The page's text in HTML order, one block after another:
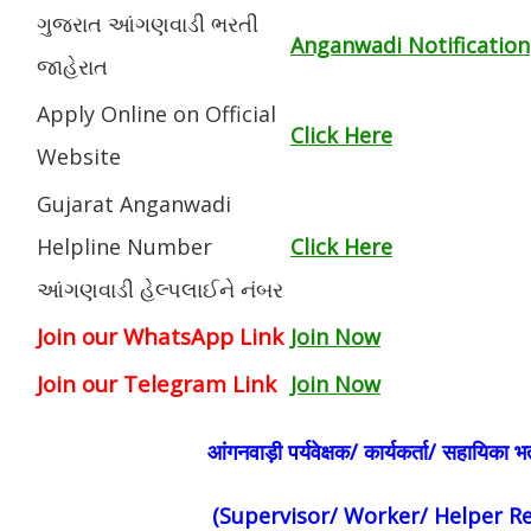
ગુજરાત આંગણવાડી ભરતી
જાહેરાત
Anganwadi Notification
Apply Online on Official
Website
Click Here
Gujarat Anganwadi
Helpline Number
આંગણવાડી હેલ્પલાઈને નંબર
Click Here
Join our WhatsApp Link Join Now
Join our Telegram Link Join Now
आंगनवाड़ी पर्यवेक्षक/ कार्यकर्ता/ सहायिका
(Supervisor/ Worker/ Helper